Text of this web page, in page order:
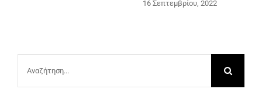
16 Σεπτεμβρίου, 2022
με τις
Αναζήτηση